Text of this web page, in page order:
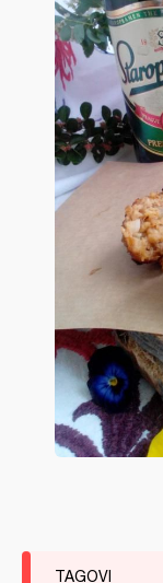
TAGOVI